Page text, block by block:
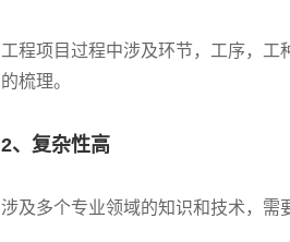
工程项目过程中涉及环节，工序，
的梳理。
2、复杂性高
涉及多个专业领域的知识和技术，需